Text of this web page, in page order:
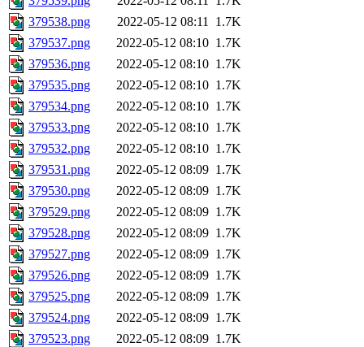
379538.png
2022-05-12 08:11 1.7K
379537.png
2022-05-12 08:10 1.7K
379536.png
2022-05-12 08:10 1.7K
379535.png
2022-05-12 08:10 1.7K
379534.png
2022-05-12 08:10 1.7K
379533.png
2022-05-12 08:10 1.7K
379532.png
2022-05-12 08:10 1.7K
379531.png
2022-05-12 08:09 1.7K
379530.png
2022-05-12 08:09 1.7K
379529.png
2022-05-12 08:09 1.7K
379528.png
2022-05-12 08:09 1.7K
379527.png
2022-05-12 08:09 1.7K
379526.png
2022-05-12 08:09 1.7K
379525.png
2022-05-12 08:09 1.7K
379524.png
2022-05-12 08:09 1.7K
379523.png
2022-05-12 08:09 1.7K